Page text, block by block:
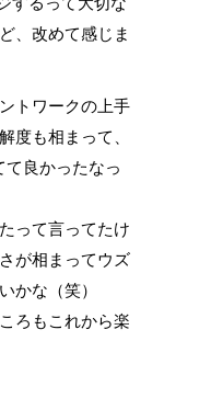
、改めて感じま
トワークの上手
度も相まって、
て良かったなっ
って言ってたけ
が相まってウズ
かな（笑）
ろもこれから楽